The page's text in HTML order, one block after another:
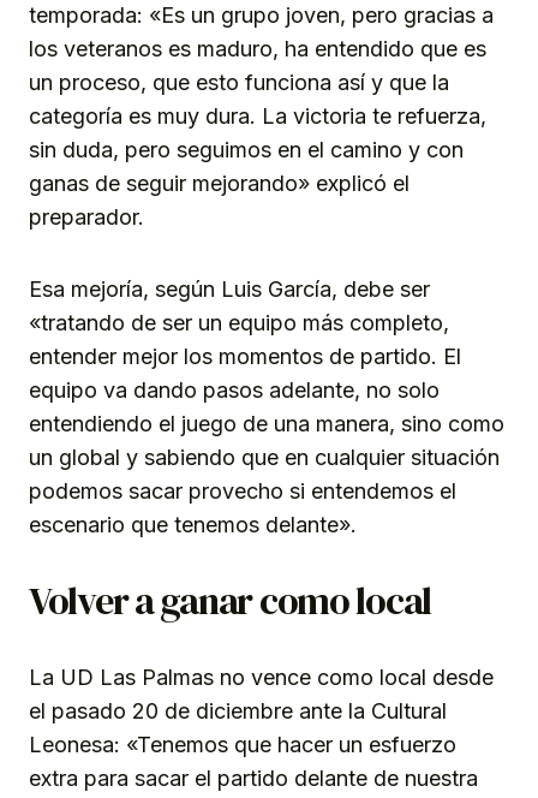
temporada: «Es un grupo joven, pero gracias a
los veteranos es maduro, ha entendido que es
un proceso, que esto funciona así y que la
categoría es muy dura. La victoria te refuerza,
sin duda, pero seguimos en el camino y con
ganas de seguir mejorando» explicó el
preparador.
Esa mejoría, según Luis García, debe ser
«tratando de ser un equipo más completo,
entender mejor los momentos de partido. El
equipo va dando pasos adelante, no solo
entendiendo el juego de una manera, sino como
un global y sabiendo que en cualquier situación
podemos sacar provecho si entendemos el
escenario que tenemos delante».
Volver a ganar como local
La UD Las Palmas no vence como local desde
el pasado 20 de diciembre ante la Cultural
Leonesa: «Tenemos que hacer un esfuerzo
extra para sacar el partido delante de nuestra